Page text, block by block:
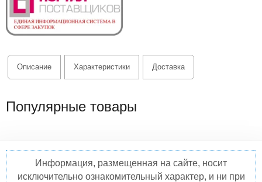
Описание Характеристики Доставка
Популярные товары
Информация, размещенная на сайте, носит
исключительно ознакомительный характер, и ни при